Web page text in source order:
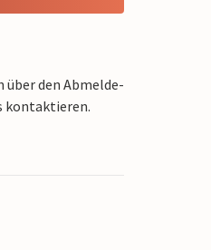
über den Abmelde-
kontaktieren.